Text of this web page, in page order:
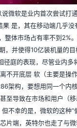
微软是业内首次尝试打
是，其在移动端几乎
整体市场占有率不到
并使得10亿装机量的目
径庭的表现，尽管业内
不开底层 软（主要是
架构，要想用同一个
至导致在市场和用户（
不幸的是，微软的这种“
片端，英特尔也走了与